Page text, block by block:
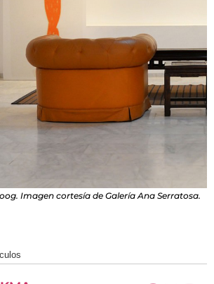
Imagen cortesía de Galería Ana Serratosa.